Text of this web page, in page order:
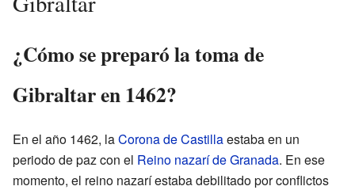
¿Cómo se preparó la toma de
Gibraltar en 1462?
En el año 1462, laCorona de Castillaestaba en un
periodo de paz con el Reino nazarí de Granada. En ese
momento, el reino nazarí estaba debilitado por conflictos